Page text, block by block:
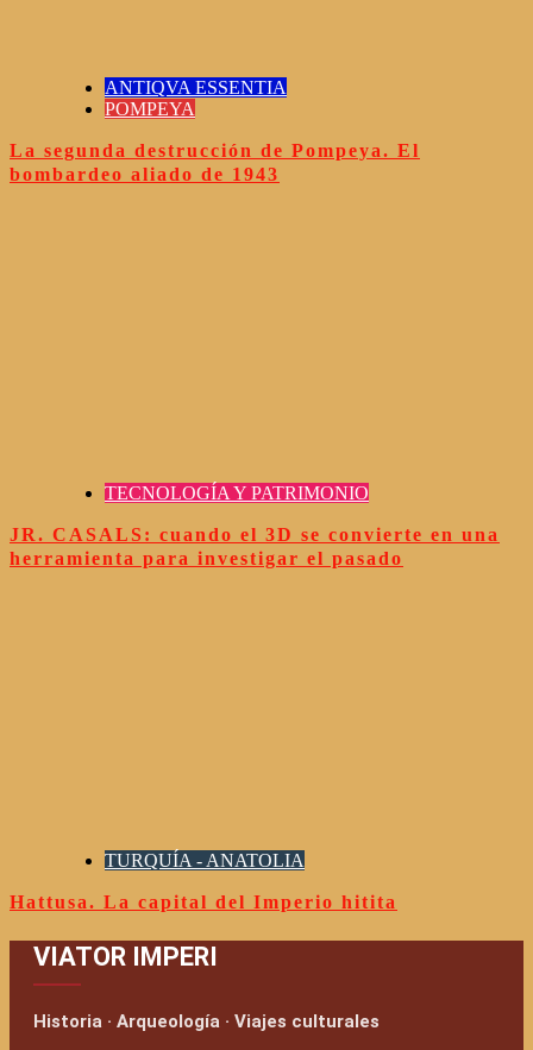
ANTIQVA ESSENTIA
POMPEYA
La segunda destrucción de Pompeya. El
bombardeo aliado de 1943
TECNOLOGÍA Y PATRIMONIO
JR. CASALS: cuando el 3D se convierte en una
herramienta para investigar el pasado
TURQUÍA - ANATOLIA
Hattusa. La capital del Imperio hitita
VIATOR IMPERI
Historia · Arqueología · Viajes culturales